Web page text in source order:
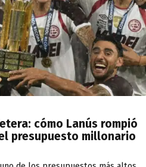
cómo Lanús rompió
presupuesto millonario